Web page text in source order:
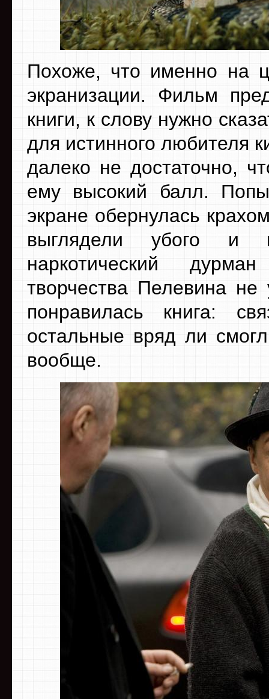
Похоже, что именно на
экранизации. Фильм
книги, к слову нужно
для истинного любителя
далеко не достаточно,
ему высокий балл.
экране обернулась
выглядели убого и
наркотический
творчества Пелевина
понравилась книга:
остальные вряд ли
вообще.